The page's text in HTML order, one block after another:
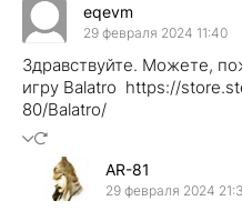
eqevm
29 февраля 2024 11:40
Здравствуйте. Можете,
игру Balatro https://
80/Balatro/
AR-81
29 февраля 2024